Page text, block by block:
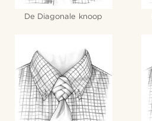
De Diagonale knoop